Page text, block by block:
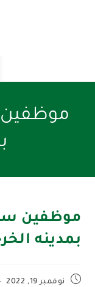
موظفين
بمدينه
نوفمبر 19, 2022